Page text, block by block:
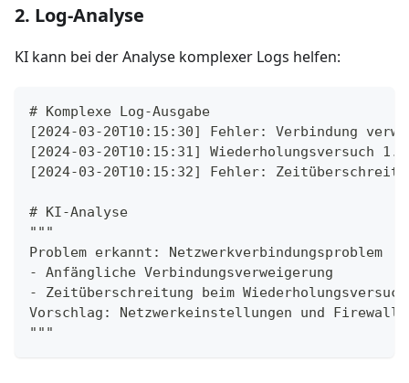
2. Log-Analyse
KI kann bei der Analyse komplexer Logs helfen:
# Komplexe Log-Ausgabe
[2024-03-20T10:15:30] Fehler: Verbindung
[2024-03-20T10:15:31] Wiederholungsversuch
[2024-03-20T10:15:32] Fehler:
# KI-Analyse
"""
Problem erkannt: Netzwerkverbindungsproblem
- Anfängliche Verbindungsverweigerung
- Zeitüberschreitung beim Wiederholungsversuch
Vorschlag: Netzwerkeinstellungen und Firewall-
"""